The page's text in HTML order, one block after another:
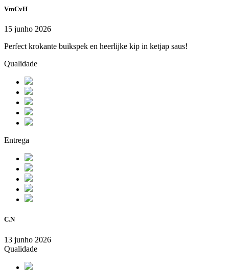
VmCvH
15 junho 2026
Perfect krokante buikspek en heerlijke kip in ketjap saus!
Qualidade
Entrega
C.N
13 junho 2026
Qualidade